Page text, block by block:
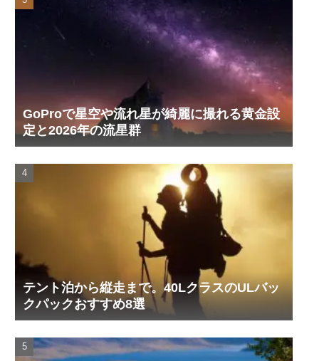
GoProで星空や流れ星が綺麗に撮れる黄金設
定と2026年の流星群
テント泊から縦走まで。40LクラスのULバッ
クパックおすすめ8選